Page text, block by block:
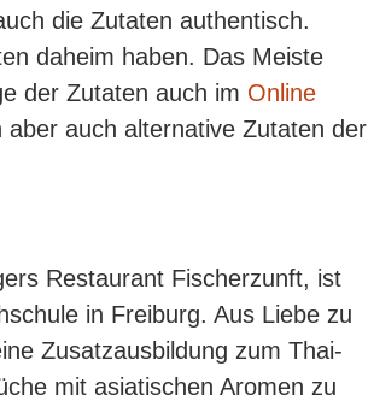
die Zutaten authentisch.
daheim haben. Das Meiste
der Zutaten auch im Online
auch alternative Zutaten der
Restaurant Fischerzunft, ist
in Freiburg. Aus Liebe zu
Zusatzausbildung zum Thai-
mit asiatischen Aromen zu